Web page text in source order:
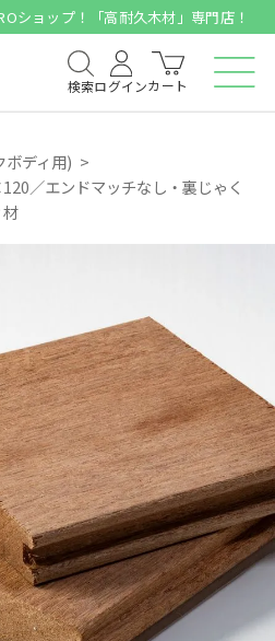
ショップ！「高耐久木材」専門店！
検索ログインカート
ボディ用)
／エンドマッチなし・裏じゃく